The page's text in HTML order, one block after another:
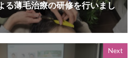
る薄毛治療の研修を行いまし
Next